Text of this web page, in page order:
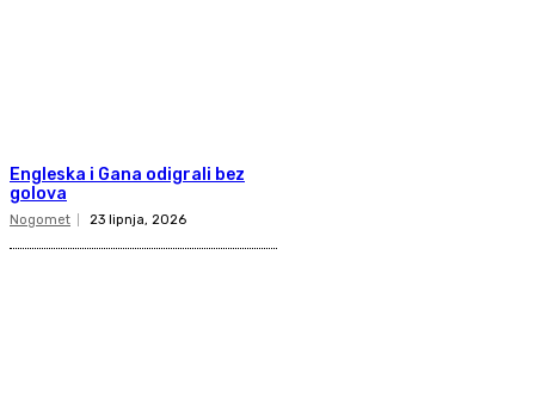
Engleska i Gana odigrali bez
golova
Nogomet 23 lipnja, 2026